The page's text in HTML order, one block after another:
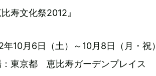
比寿文化祭2012』
年10月6日（土）～10月8日（月・祝）
：東京都 恵比寿ガーデンプレイス